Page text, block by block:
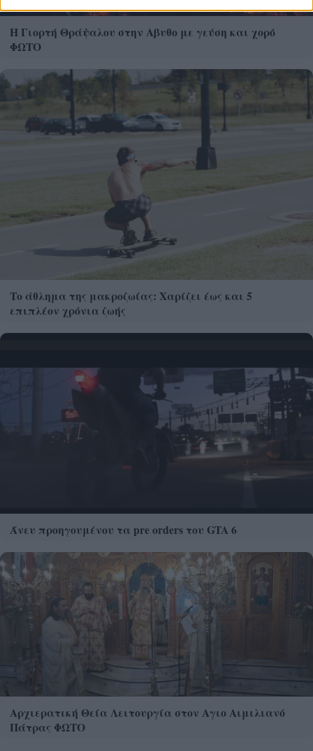
Η Γιορτή Θράψαλου στην Αβυθο με γεύση και χορό
ΦΩΤΟ
Το άθλημα της μακροζωίας: Χαρίζει έως και 5
επιπλέον χρόνια ζωής
Άνευ προηγουμένου τα pre orders του GTA 6
Αρχιερατική Θεία Λειτουργία στον Αγιο Αιμιλιανό
Πάτρας ΦΩΤΟ